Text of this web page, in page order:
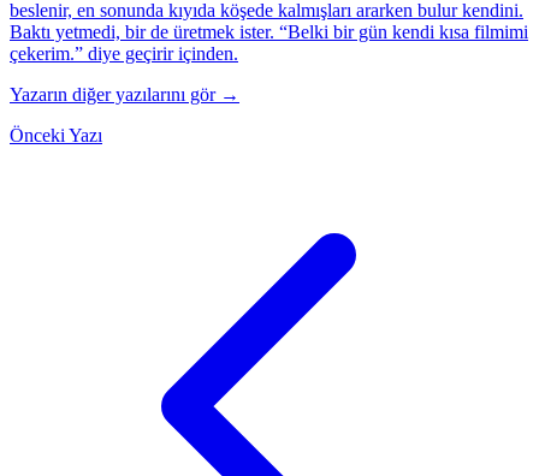
beslenir, en sonunda kıyıda köşede kalmışları ararken bulur kendini.
Baktı yetmedi, bir de üretmek ister. “Belki bir gün kendi kısa filmimi
çekerim.” diye geçirir içinden.
Yazarın diğer yazılarını gör →
Önceki Yazı